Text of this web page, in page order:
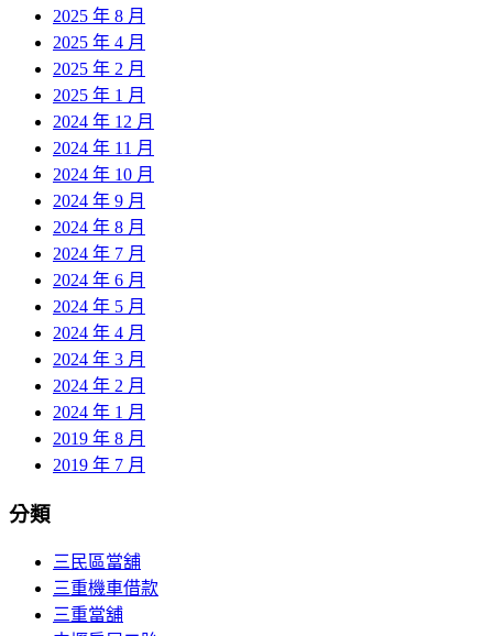
2025 年 8 月
2025 年 4 月
2025 年 2 月
2025 年 1 月
2024 年 12 月
2024 年 11 月
2024 年 10 月
2024 年 9 月
2024 年 8 月
2024 年 7 月
2024 年 6 月
2024 年 5 月
2024 年 4 月
2024 年 3 月
2024 年 2 月
2024 年 1 月
2019 年 8 月
2019 年 7 月
分類
三民區當舖
三重機車借款
三重當舖